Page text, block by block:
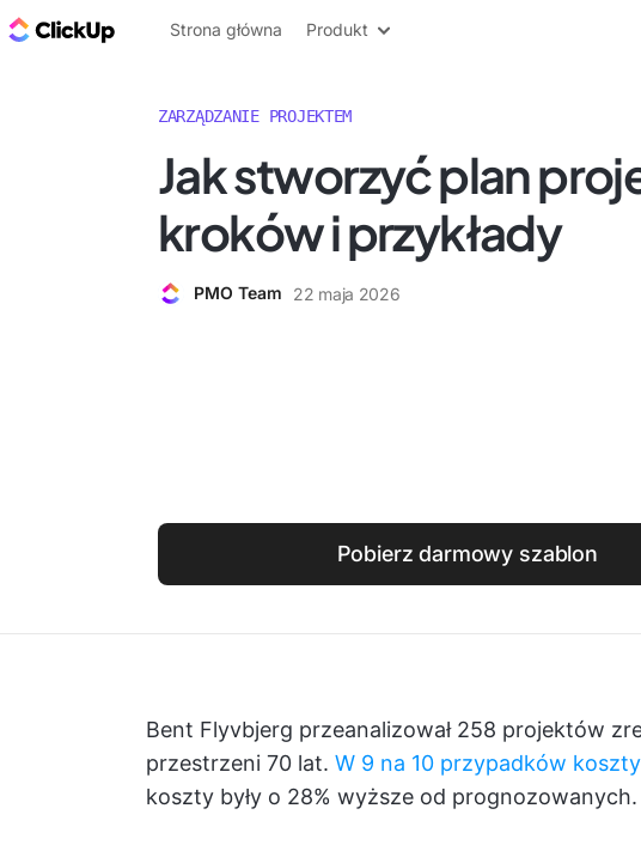
ClickUp Blog
Strona główna Produkt
ZARZĄDZANIE PROJEKTEM
Jak stworzyć plan
kroków i przykłady
PMO Team 22 maja 2026
Pobierz darmowy szablon
Bent Flyvbjerg przeanalizował 258 projektów
przestrzeni 70 lat. W 9 na 10 przypadków
koszty były o 28% wyższe od prognozowanych.